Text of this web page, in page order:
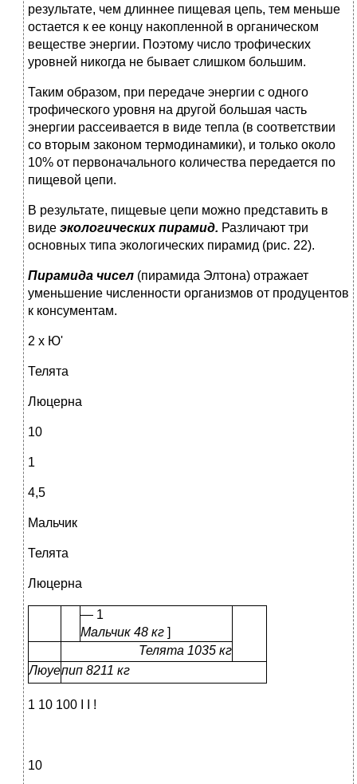
результате, чем длиннее пищевая цепь, тем мень­ше
остается к ее концу накопленной в органическом
веществе энергии. Поэтому число трофических
уровней никогда не бы­вает слишком большим.
Таким образом, при передаче энергии с одного
трофичес­кого уровня на другой большая часть
энергии рассеивается в виде тепла (в соответствии
со вторым законом термодинами­ки), и только около
10% от первоначального количества пере­дается по
пищевой цепи.
В результате, пищевые цепи можно представить в
виде эко­логических пирамид. Различают три
основных типа экологи­ческих пирамид (рис. 22).
Пирамида чисел (пирамида Элтона) отражает
уменьшение численности организмов от продуцентов
к консументам.
2 х Ю'
Телята
Люцерна
10
1
4,5
Мальчик
Телята
Люцерна
— 1
Мальчик 48 кг ]
Телята 1035 кг
Люуепип 8211 кг
1 10 100 I I !
10